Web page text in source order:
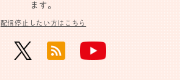
ます。
配信停止したい方はこちら